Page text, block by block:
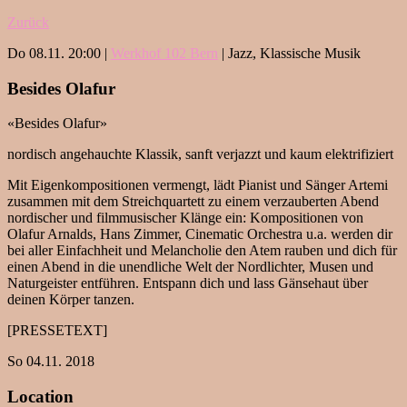
Zurück
Do 08.11. 20:00 | Werkhof 102 Bern | Jazz, Klassische Musik
Besides Olafur
«Besides Olafur»
nordisch angehauchte Klassik, sanft verjazzt und kaum elektrifiziert
Mit Eigenkompositionen vermengt, lädt Pianist und Sänger Artemi
zusammen mit dem Streichquartett zu einem verzauberten Abend
nordischer und filmmusischer Klänge ein: Kompositionen von
Olafur Arnalds, Hans Zimmer, Cinematic Orchestra u.a. werden dir
bei aller Einfachheit und Melancholie den Atem rauben und dich für
einen Abend in die unendliche Welt der Nordlichter, Musen und
Naturgeister entführen. Entspann dich und lass Gänsehaut über
deinen Körper tanzen.
[PRESSETEXT]
So 04.11. 2018
Location